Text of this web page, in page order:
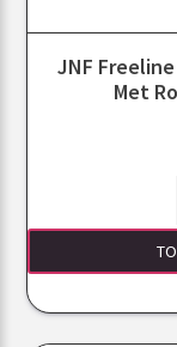
JNF
Met